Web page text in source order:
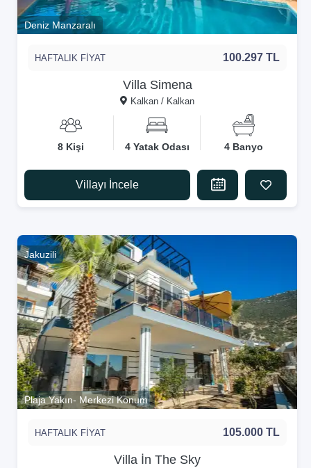
Deniz Manzaralı
Villa Simena
Kalkan / Kalkan
HAFTALIK FİYAT 100.297 TL
8 Kişi 4 Yatak Odası 4 Banyo
Villayı İncele
Jakuzili
Plaja Yakın- Merkezi Konum
Villa İn The Sky
HAFTALIK FİYAT 105.000 TL